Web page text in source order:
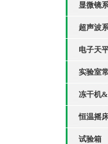
显微镜
超声波
电子天
实验室
冻干机
恒温摇
试验箱